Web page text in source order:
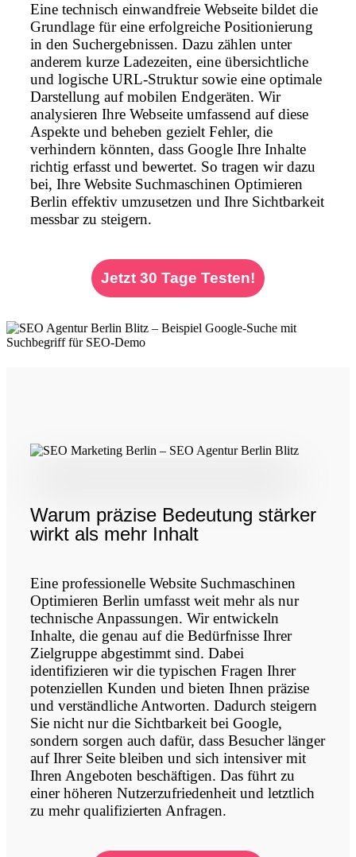
Eine technisch einwandfreie Webseite bildet die
Grundlage für eine erfolgreiche Positionierung
in den Suchergebnissen. Dazu zählen unter
anderem kurze Ladezeiten, eine übersichtliche
und logische URL-Struktur sowie eine optimale
Darstellung auf mobilen Endgeräten. Wir
analysieren Ihre Webseite umfassend auf diese
Aspekte und beheben gezielt Fehler, die
verhindern könnten, dass Google Ihre Inhalte
richtig erfasst und bewertet. So tragen wir dazu
bei, Ihre Website Suchmaschinen Optimieren
Berlin effektiv umzusetzen und Ihre Sichtbarkeit
messbar zu steigern.
Jetzt 30 Tage Testen!
Warum präzise Bedeutung stärker
wirkt als mehr Inhalt
Eine professionelle Website Suchmaschinen
Optimieren Berlin umfasst weit mehr als nur
technische Anpassungen. Wir entwickeln
Inhalte, die genau auf die Bedürfnisse Ihrer
Zielgruppe abgestimmt sind. Dabei
identifizieren wir die typischen Fragen Ihrer
potenziellen Kunden und bieten Ihnen präzise
und verständliche Antworten. Dadurch steigern
Sie nicht nur die Sichtbarkeit bei Google,
sondern sorgen auch dafür, dass Besucher länger
auf Ihrer Seite bleiben und sich intensiver mit
Ihren Angeboten beschäftigen. Das führt zu
einer höheren Nutzerzufriedenheit und letztlich
zu mehr qualifizierten Anfragen.